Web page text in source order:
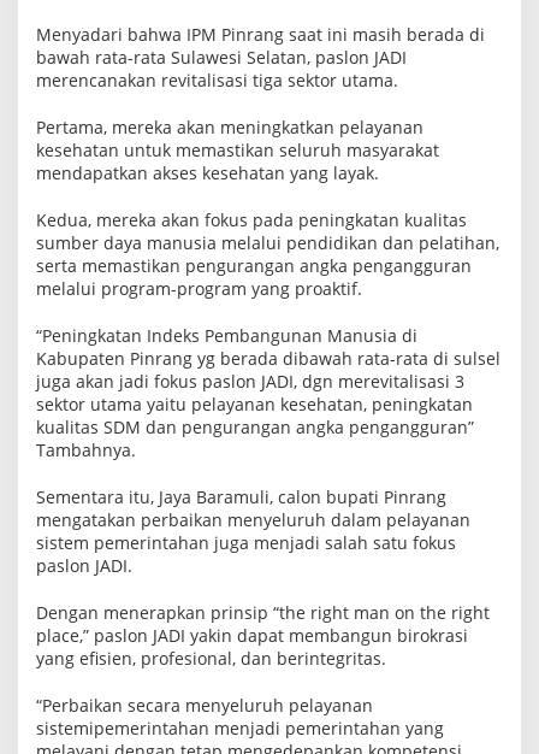
Menyadari bahwa IPM Pinrang saat ini masih berada di
bawah rata-rata Sulawesi Selatan, paslon JADI
merencanakan revitalisasi tiga sektor utama.
Pertama, mereka akan meningkatkan pelayanan
kesehatan untuk memastikan seluruh masyarakat
mendapatkan akses kesehatan yang layak.
Kedua, mereka akan fokus pada peningkatan kualitas
sumber daya manusia melalui pendidikan dan pelatihan,
serta memastikan pengurangan angka pengangguran
melalui program-program yang proaktif.
“Peningkatan Indeks Pembangunan Manusia di
Kabupaten Pinrang yg berada dibawah rata-rata di sulsel
juga akan jadi fokus paslon JADI, dgn merevitalisasi 3
sektor utama yaitu pelayanan kesehatan, peningkatan
kualitas SDM dan pengurangan angka pengangguran”
Tambahnya.
Sementara itu, Jaya Baramuli, calon bupati Pinrang
mengatakan perbaikan menyeluruh dalam pelayanan
sistem pemerintahan juga menjadi salah satu fokus
paslon JADI.
Dengan menerapkan prinsip “the right man on the right
place,” paslon JADI yakin dapat membangun birokrasi
yang efisien, profesional, dan berintegritas.
“Perbaikan secara menyeluruh pelayanan
sistemipemerintahan menjadi pemerintahan yang